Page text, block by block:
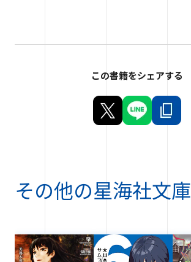
この書籍をシェアする
その他の星海社文庫